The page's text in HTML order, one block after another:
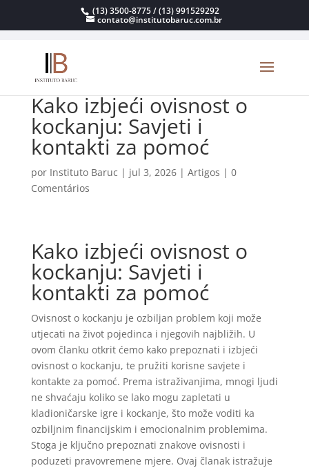
(13) 3500-8775 / (13) 991529292
contato@institutobaruc.com.br
Kako izbjeći ovisnost o
kockanju: Savjeti i
kontakti za pomoć
por Instituto Baruc | jul 3, 2026| Artigos | 0
Comentários
Kako izbjeći ovisnost o
kockanju: Savjeti i
kontakti za pomoć
Ovisnost o kockanju je ozbiljan problem koji može
utjecati na život pojedinca i njegovih najbližih. U
ovom članku otkrit ćemo kako prepoznati i izbjeći
ovisnost o kockanju, te pružiti korisne savjete i
kontakte za pomoć. Prema istraživanjima, mnogi ljudi
ne shvaćaju koliko se lako mogu zapletati u
kladioničarske igre i kockanje, što može voditi ka
ozbiljnim financijskim i emocionalnim problemima.
Stoga je ključno prepoznati znakove ovisnosti i
poduzeti pravovremene mjere. Ovaj članak istražuje